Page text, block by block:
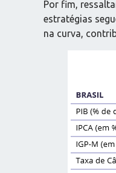
Por fim,
estratégias
na curva,